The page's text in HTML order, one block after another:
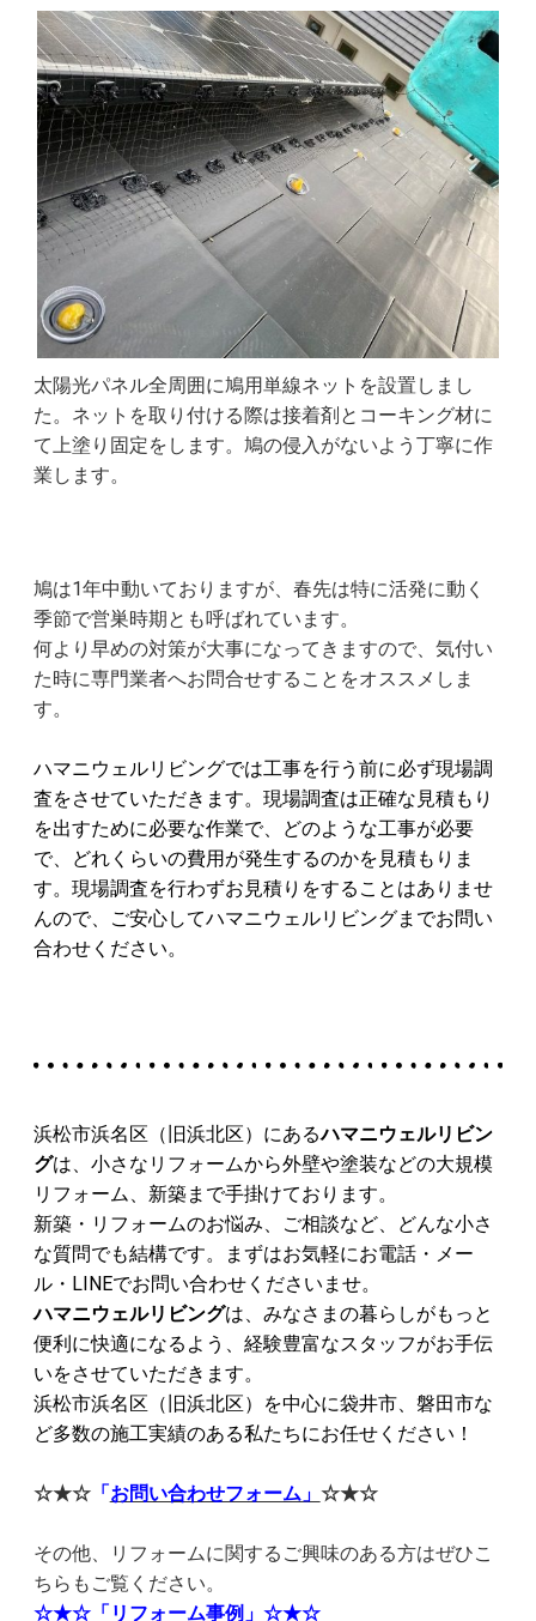
太陽光パネル全周囲に鳩用単線ネットを設置しまし
た。ネットを取り付ける際は接着剤とコーキング材に
て上塗り固定をします。鳩の侵入がないよう丁寧に作
業します。
鳩は1年中動いておりますが、春先は特に活発に動く
季節で営巣時期とも呼ばれています。
何より早めの対策が大事になってきますので、気付い
た時に専門業者へお問合せすることをオススメしま
す。
ハマニウェルリビングでは工事を行う前に必ず現場調
査をさせていただきます。現場調査は正確な見積もり
を出すために必要な作業で、どのような工事が必要
で、どれくらいの費用が発生するのかを見積もりま
す。現場調査を行わずお見積りをすることはありませ
んので、ご安心してハマニウェルリビングまでお問い
合わせください。
浜松市浜名区（旧浜北区）にあるハマニウェルリビン
グは、 小さなリフォームから外壁や塗装などの大規模
リフォーム、新築まで手掛けております。
新築・リフォームのお悩み、
ご相談など、どんな小さ
な質問でも結構です。
まずはお気軽にお電話・メー
ル・LINEでお問い合わせくださいませ。
ハマニウェルリビングは、みなさまの暮らしがもっと
便利に快適になるよう、経験豊富なスタッフがお手伝
いをさせていただきます。
浜松市浜名区（旧浜北区）を中心に袋井市、磐田市な
ど多数の施工実績のある私たちにお任せください！
☆★☆「お問い合わせフォーム」 ☆★☆
その他、リフォームに関するご興味のある方はぜひこ
ちらもご覧ください。
☆★☆「リフォーム事例」 ☆★☆